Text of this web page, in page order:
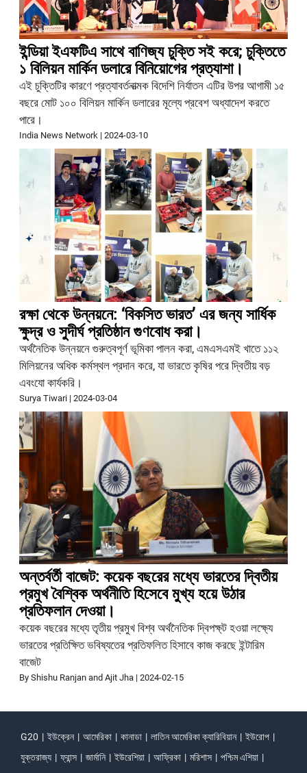
ইন্ডিয়া ইএফটিএ সাথে বাণিজ্য চুক্তি সই করে; চুক্তিতে
১ বিলিয়ন মার্কিন ডলারে বিনিয়োগের প্রত্যাশা।
এই চুক্তিটির কারণে প্রত্যাবর্তনাত্মক বিদেশি নির্যাতন এটির উপর আগামী ১৫
বছরে মোট ১০০ বিলিয়ন মার্কিন ডলারের মূল্যে প্রবেশ অধ্যাদেশ করতে
পারে।
India News Network |2024-03-10
রক্ষা থেকে উন্নয়নে: ‘বিকসিত ভারত’ এর জন্য সার্ধিক
ক্ষুদ্র ও সুদীর্ঘ প্রতিষ্ঠান গুণবোধ করা।
অর্থনৈতিক উন্নয়নে গুরুত্বপূর্ণ ভূমিকা পালন করা, এমএসএমই খাতে ১১২
মিলিয়নের অধিক কর্মস্থল প্রদান করে, যা ভারতে কৃষির পরে দ্বিতীয় বড়
এবংযো কার্যকরি।
Surya Tiwari |2024-03-04
অন্তর্বর্তী বাজেট: কয়েক বছরের মধ্যে ভারতের দ্বিতীয়
প্রমুখ বৈশ্বিক অর্থনীতি হিসেবে মুখ্য হয়ে উঠার
প্রতিফলান দেওয়া।
কয়েক বছরের মধ্যে তৃতীয় প্রমুখ বিশ্ব অর্থনৈতিক দ্বিপক্ষ্ট হওয়া লক্ষ্যে
ভারতের প্রতিক্ষিত ভবিষ্যতের প্রতিফলিত হিসাবে কাজ করছে ইন্টারিম
বাজেট
By Shishu Ranjan and Ajit Jha |2024-02-15
G20 | ইউক্রেন | আমেরিকা | কানাডা | লাতিন আমেরিকা ক্যারিবিয়ান | ইউরোপ |
যুক্তরাজ্য | ফ্রান্স | জার্মানি | ইউরেশিয়া | আফ্রিকা | মরিশাস | পশ্চিম এশিয়া |